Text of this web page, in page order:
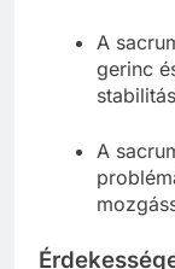
A
gerinc
A